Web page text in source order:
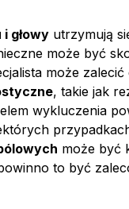
głowy utrzymują
może być
może zalecić
, takie jak
wykluczenia
może być
to być